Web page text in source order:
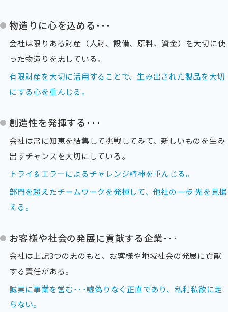
物造りに心を込める･･･
会社は限りある財産（人財、設備、原料、資金）を大切に使
った物造りを志している。
有限財産を大切に活用することで、生み出された製品を大切
にする心を重んじる。
創造性を発揮する･･･
会社は常に知恵を結集して挑戦してみて、新しいものを生み
出すチャンスを大切にしている。
トライ＆エラーによるチャレンジ精神を重んじる。
部門を超えたチームワークを発揮して、他社の一歩 先を見据
える。
お客様や社会の発展に貢献する企業･･･
会社は上記3つの志のもと、お客様や地域社会の発展に貢献
する責任がある。
誠実に事業を営む･･･嘘偽りなく正直であり、私利私欲に走
らない。